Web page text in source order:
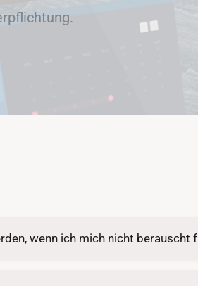
wenn ich mich nicht berauscht